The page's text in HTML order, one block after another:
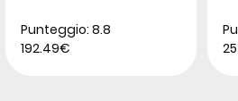
Punteggio: 8.8
192.49€